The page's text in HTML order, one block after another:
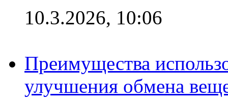
10.3.2026, 10:06
Преимущества
улучшения обмена